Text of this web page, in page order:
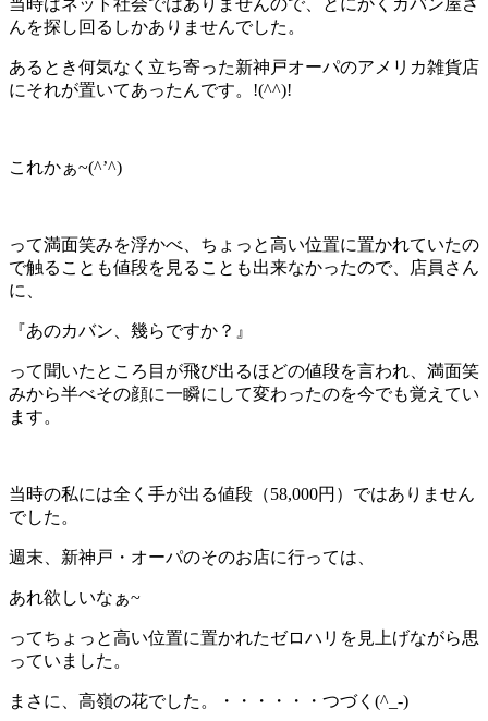
当時はネット社会ではありませんので、とにかくカバン屋さ
んを探し回るしかありませんでした。
あるとき何気なく立ち寄った新神戸オーパのアメリカ雑貨店
にそれが置いてあったんです。!(^^)!
これかぁ~(^’^)
って満面笑みを浮かべ、ちょっと高い位置に置かれていたの
で触ることも値段を見ることも出来なかったので、店員さん
に、
『あのカバン、幾らですか？』
って聞いたところ目が飛び出るほどの値段を言われ、満面笑
みから半べその顔に一瞬にして変わったのを今でも覚えてい
ます。
当時の私には全く手が出る値段（58,000円）ではありません
でした。
週末、新神戸・オーパのそのお店に行っては、
あれ欲しいなぁ~
ってちょっと高い位置に置かれたゼロハリを見上げながら思
っていました。
まさに、高嶺の花でした。・・・・・・つづく(^_-)